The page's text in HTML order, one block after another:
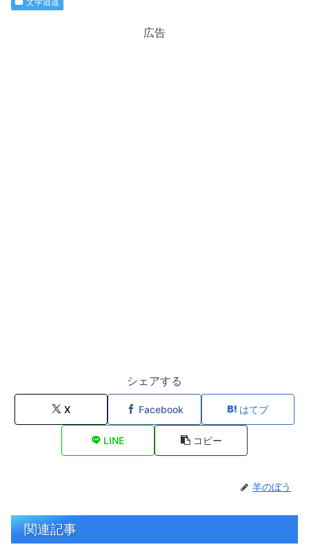
広告
シェアする
X Facebook はてブ
LINE コピー
羊のぼう
関連記事